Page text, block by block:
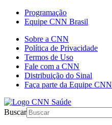
Programação
Equipe CNN Brasil
Sobre a CNN
Política de Privacidade
Termos de Uso
Fale com a CNN
Distribuição do Sinal
Faça parte da Equipe CNN
Buscar